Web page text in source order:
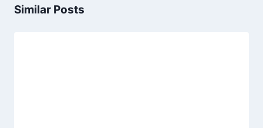
Similar Posts